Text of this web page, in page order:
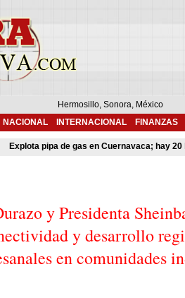
Hermosillo, Sonora, México
NACIONAL INTERNACIONAL FINANZAS
pipa de gas en Cuernavaca; hay 20
y Presidenta
y desarrollo
en comunidades